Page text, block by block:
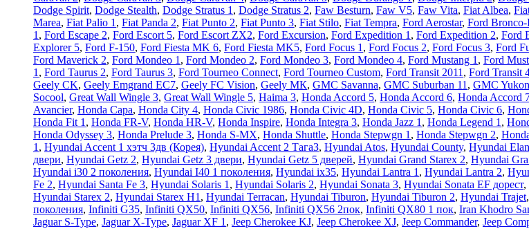
Dodge Spirit, Dodge Stealth, Dodge Stratus 1 , Dodge Stratus 2, Faw Besturn, Faw V5, Faw Vita, Fiat Albea,
Marea, Fiat Palio 1 , Fiat Panda 2, Fiat Punto 2, Fiat Punto 3, Fiat Stilo, Fiat Tempra, Ford Aerostar, Ford
1 , Ford Escape 2, Ford Escort 5, Ford Escort ZX2, Ford Excursion, Ford Expedition 1 , Ford Expedition 2, Ford
Explorer 5, Ford F-150, Ford Fiesta MK 6, Ford Fiesta MK5, Ford Focus 1 , Ford Focus 2, Ford Focus 3, Ford
Ford Maverick 2, Ford Mondeo 1 , Ford Mondeo 2, Ford Mondeo 3, Ford Mondeo 4, Ford Mustang 1 , Ford
1 , Ford Taurus 2, Ford Taurus 3, Ford Tourneo Connect, Ford Tourneo Custom, Ford Transit 2011 , Ford Transit
Geely CK, Geely Emgrand EC7, Geely FC Vision, Geely МК, GMC Savanna, GMC Suburban 11 , GMC
Socool, Great Wall Wingle 3, Great Wall Wingle 5, Haima 3, Honda Accord 5, Honda Accord 6, Honda Accord
Avancier, Honda Capa, Honda City 4, Honda Civic 1986, Honda Civic 4D, Honda Civic 5, Honda Civic 6,
Honda Fit 1 , Honda FR-V, Honda HR-V, Honda Inspire, Honda Integra 3, Honda Jazz 1 , Honda Legend 1 ,
Honda Odyssey 3, Honda Prelude 3, Honda S-MX, Honda Shuttle, Honda Stepwgn 1 , Honda Stepwgn 2,
1 , Hyundai Accent 1 хэтч 3дв (Корея), Hyundai Accent 2 ТагаЗ, Hyundai Atos, Hyundai County, Hyundai
двери, Hyundai Getz 2, Hyundai Getz 3 двери, Hyundai Getz 5 дверей, Hyundai Grand Starex 2, Hyundai
Hyundai i30 2 поколения, Hyundai I40 1 поколения, Hyundai ix35, Hyundai Lantra 1 , Hyundai Lantra 2,
Fe 2, Hyundai Santa Fe 3, Hyundai Solaris 1 , Hyundai Solaris 2, Hyundai Sonata 3, Hyundai Sonata EF дорест,
Hyundai Starex 2, Hyundai Starex H1 , Hyundai Terracan, Hyundai Tiburon, Hyundai Tiburon 2, Hyundai Trajet,
поколения, Infiniti G35, Infiniti QX50, Infiniti QX56, Infiniti QX56 2пок, Infiniti QX80 1 пок, Iran Khodro
Jaguar S-Type, Jaguar X-Type, Jaguar XF 1 , Jeep Cherokee KJ, Jeep Cherokee XJ, Jeep Commander, Jeep